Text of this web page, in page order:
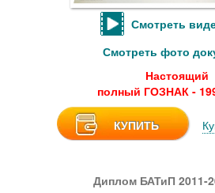
Смотреть
Смотреть фото
Настоящий
полный ГОЗНАК -
КУПИТЬ
Диплом БАТиП 2011-